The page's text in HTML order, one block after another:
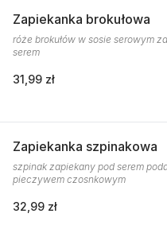
Zapiekanka brokułowa
róże brokułów w sosie serowym
serem
31,99 zł
Zapiekanka szpinakowa
szpinak zapiekany pod serem
pieczywem czosnkowym
32,99 zł